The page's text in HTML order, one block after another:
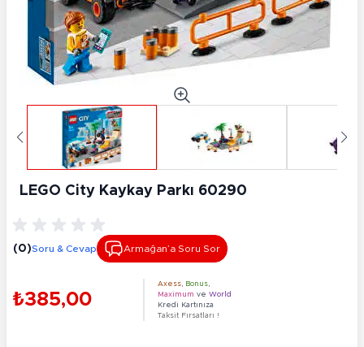
LEGO City Kaykay Parkı 60290
(0)Soru & Cevap Armağan’a Soru Sor
₺385,00
Axess Bonus
Maximum ve World
Kredi Kartınıza
Taksit Fırsatları !